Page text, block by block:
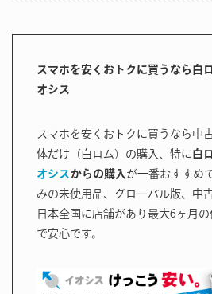
スマホを安くおトクに買うなら白
オシス
スマホを安くおトクに買うなら中
体だけ（白ロム）の購入、特に 白
オシス からの購入 が一番おすすめ
みの未使用品、グローバル版、中
日本全国に店舗があり最大6ヶ月
で安心です。